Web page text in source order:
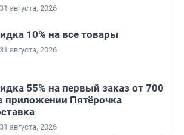
августа, 2026
10% на все товары
августа, 2026
55% на первый заказ от 700
приложении Пятёрочка
августа, 2026